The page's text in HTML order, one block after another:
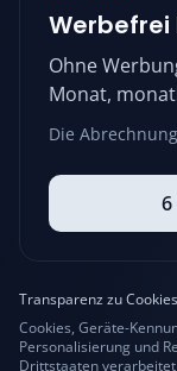
Werbefrei
Ohne
Monat,
Die
Transparenz zu
Cookies, Geräte-
Personalisierung und
Drittstaaten